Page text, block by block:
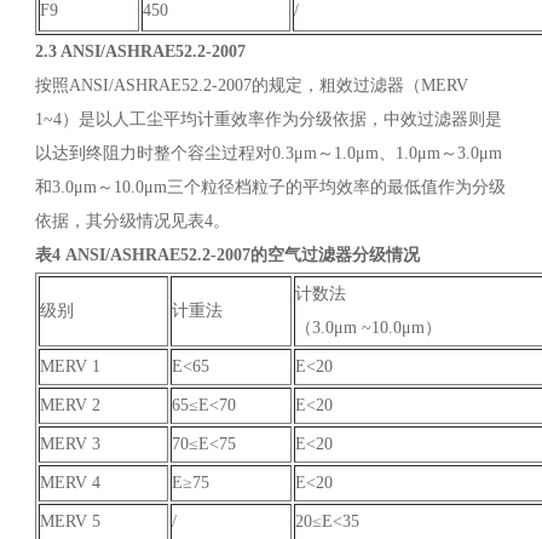
F9 450 /
2.3 ANSI/ASHRAE52.2-2007
按照ANSI/ASHRAE52.2-2007的规定，粗效过滤器（MERV
1~4）是以人工尘平均计重效率作为分级依据，中效过滤器则是
以达到终阻力时整个容尘过程对0.3μm～1.0μm、1.0μm～3.0μm
和3.0μm～10.0μm三个粒径档粒子的平均效率的最低值作为分级
依据，其分级情况见表4。
表4 ANSI/ASHRAE52.2-2007的空气过滤器分级情况
级别 计重法
计数法
（3.0μm ~10.0μm）
MERV 1 E<65 E<20
MERV 2 65≤E<70 E<20
MERV 3 70≤E<75 E<20
MERV 4 E≥75 E<20
MERV 5 / 20≤E<35